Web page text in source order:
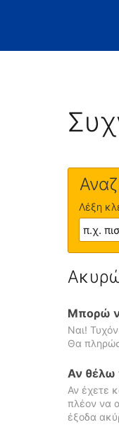
Λέξη
Μπορώ
Ναι!
Θα
Αν θέλω
Αν έχετε
πλέον να
έξοδα